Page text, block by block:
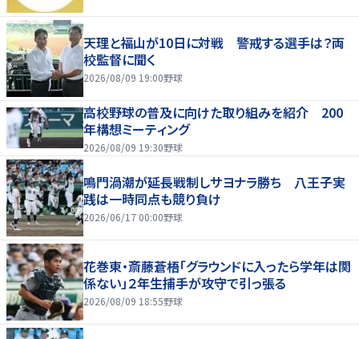
天理と福山が10日に対戦 警戒する選手は？両
校監督に聞く
2026/08/09 19:00野球
高校野球の普及に向けた取り組みを紹介 200
年構想ミーティング
2026/08/09 19:30野球
鳴門渦潮が延長戦制しサヨナラ勝ち 八王子実
践は一時同点も競り負け
2026/06/17 00:00野球
花巻東・斎藤蒼梧「グラウンドに入ったら学年は関
係ない」２年生捕手が攻守で引っ張る
2026/08/09 18:55野球